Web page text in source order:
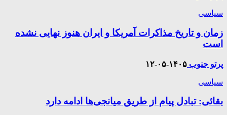
سیاسی
زمان و تاریخ مذاکرات آمریکا و ایران هنوز نهایی نشده
است
پرتو جنوب ۱۴۰۵-۰۵-۱۲
سیاسی
بقائی: تبادل پیام از طریق میانجی‌ها ادامه دارد